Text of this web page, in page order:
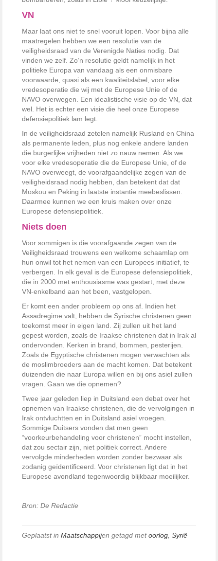
VN
Maar laat ons niet te snel vooruit lopen. Voor bijna alle
maatregelen hebben we een resolutie van de
veiligheidsraad van de Verenigde Naties nodig. Dat
vinden we zelf. Zo’n resolutie geldt namelijk in het
politieke Europa van vandaag als een onmisbare
voorwaarde, quasi als een kwaliteitslabel, voor elke
vredesoperatie die wij met de Europese Unie of de
NAVO overwegen. Een idealistische visie op de VN, dat
wel. Het is echter een visie die heel onze Europese
defensiepolitiek lam legt.
In de veiligheidsraad zetelen namelijk Rusland en China
als permanente leden, plus nog enkele andere landen
die burgerlijke vrijheden niet zo nauw nemen. Als we
voor elke vredesoperatie die de Europese Unie, of de
NAVO overweegt, de voorafgaandelijke zegen van de
veiligheidsraad nodig hebben, dan betekent dat dat
Moskou en Peking in laatste instantie meebeslissen.
Daarmee kunnen we een kruis maken over onze
Europese defensiepolitiek.
Niets doen
Voor sommigen is die voorafgaande zegen van de
Veiligheidsraad trouwens een welkome schaamlap om
hun onwil tot het nemen van een Europees initiatief, te
verbergen. In elk geval is de Europese defensiepolitiek,
die in 2000 met enthousiasme was gestart, met deze
VN-enkelband aan het been, vastgelopen.
Er komt een ander probleem op ons af. Indien het
Assadregime valt, hebben de Syrische christenen geen
toekomst meer in eigen land. Zij zullen uit het land
gepest worden, zoals de Iraakse christenen dat in Irak al
ondervonden. Kerken in brand, bommen, pesterijen.
Zoals de Egyptische christenen mogen verwachten als
de moslimbroeders aan de macht komen. Dat betekent
duizenden die naar Europa willen en bij ons asiel zullen
vragen. Gaan we die opnemen?
Twee jaar geleden liep in Duitsland een debat over het
opnemen van Iraakse christenen, die de vervolgingen in
Irak ontvluchtten en in Duitsland asiel vroegen.
Sommige Duitsers vonden dat men geen
“voorkeurbehandeling voor christenen” mocht instellen,
dat zou sectair zijn, niet politiek correct. Andere
vervolgde minderheden worden zonder bezwaar als
zodanig geïdentificeerd. Voor christenen ligt dat in het
Europese avondland tegenwoordig blijkbaar moeilijker.
Bron: De Redactie
Geplaatst in Maatschappijen getagd metoorlog Syrië